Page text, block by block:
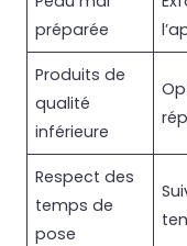
préparée
Produits de
qualité
inférieure
Respect des
temps de
pose